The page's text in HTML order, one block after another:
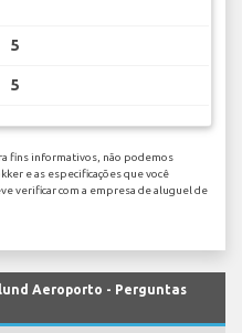
5
5
fins informativos, não podemos
e as especificações que você
verificar com a empresa de aluguel de
Aeroporto - Perguntas